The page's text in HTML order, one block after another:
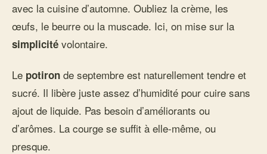
avec la cuisine d’automne. Oubliez la crème, les
œufs, le beurre ou la muscade. Ici, on mise sur la
simplicité volontaire.
Le potiron de septembre est naturellement tendre et
sucré. Il libère juste assez d’humidité pour cuire sans
ajout de liquide. Pas besoin d’améliorants ou
d’arômes. La courge se suffit à elle-même, ou
presque.